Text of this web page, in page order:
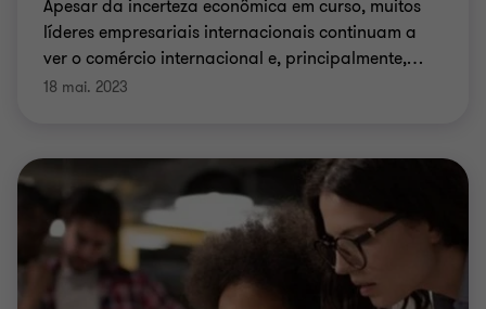
Apesar da incerteza econômica em curso, muitos
líderes empresariais internacionais continuam a
ver o comércio internacional e, principalmente,…
18 mai. 2023